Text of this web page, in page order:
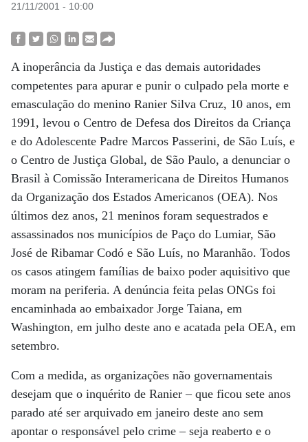
21/11/2001 - 10:00
A inoperância da Justiça e das demais autoridades
competentes para apurar e punir o culpado pela morte e
emasculação do menino Ranier Silva Cruz, 10 anos, em
1991, levou o Centro de Defesa dos Direitos da Criança
e do Adolescente Padre Marcos Passerini, de São Luís, e
o Centro de Justiça Global, de São Paulo, a denunciar o
Brasil à Comissão Interamericana de Direitos Humanos
da Organização dos Estados Americanos (OEA). Nos
últimos dez anos, 21 meninos foram sequestrados e
assassinados nos municípios de Paço do Lumiar, São
José de Ribamar Codó e São Luís, no Maranhão. Todos
os casos atingem famílias de baixo poder aquisitivo que
moram na periferia. A denúncia feita pelas ONGs foi
encaminhada ao embaixador Jorge Taiana, em
Washington, em julho deste ano e acatada pela OEA, em
setembro.
Com a medida, as organizações não governamentais
desejam que o inquérito de Ranier – que ficou sete anos
parado até ser arquivado em janeiro deste ano sem
apontar o responsável pelo crime – seja reaberto e o